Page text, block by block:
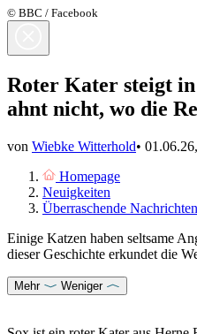
© BBC / Facebook
Roter Kater steigt
ahnt nicht, wo die
von Wiebke Witterhold•
Homepage
Neuigkeiten
Überraschende Nachrichten
Einige Katzen haben seltsame
dieser Geschichte erkundet die
Mehr Weniger